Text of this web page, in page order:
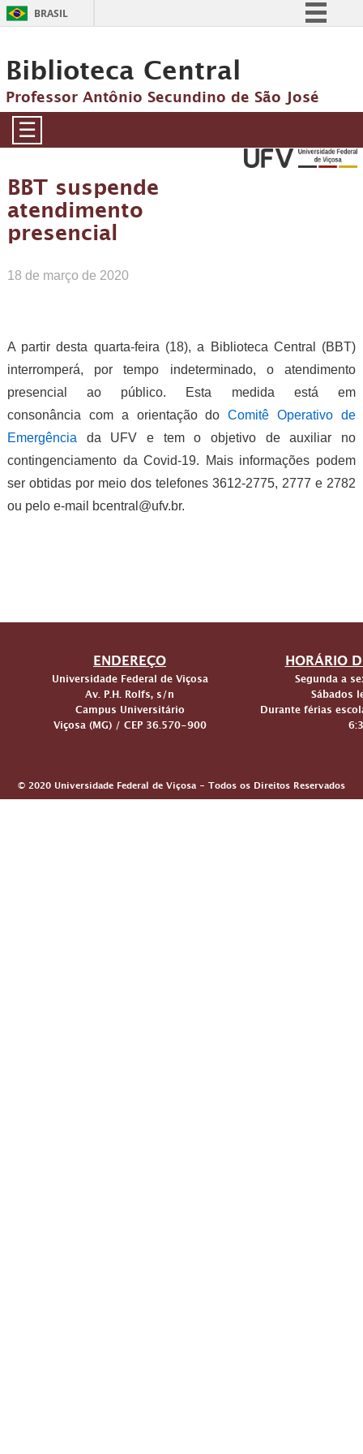
BRASIL
Comunica BR
Participe
Canais
Biblioteca Central
Professor Antônio Secundino de São José
☰
BBT suspende
atendimento
presencial
18 de março de 2020
A partir desta quarta-feira (18), a Biblioteca Central (BBT)
interromperá, por tempo indeterminado, o atendimento
presencial ao público. Esta medida está em
consonância com a orientação doComitê Operativo de
Emergência da UFV e tem o objetivo de auxiliar no
contingenciamento da Covid-19. Mais informações podem
ser obtidas por meio dos telefones 3612-2775, 2777 e 2782
ou pelo e-mail bcentral@ufv.br.
ENDEREÇO
Universidade Federal de Viçosa
Av. P.H. Rolfs, s/n
Campus Universitário
Viçosa (MG) / CEP 36.570-900
HORÁRIO
Segunda a
Sábados
Durante férias
© 2020 Universidade Federal de Viçosa - Todos os Direitos Reservados